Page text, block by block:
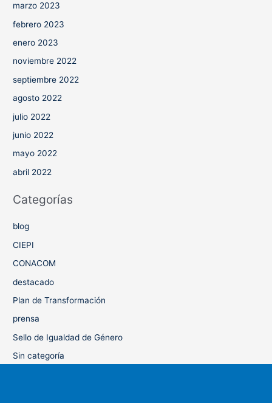
marzo 2023
febrero 2023
enero 2023
noviembre 2022
septiembre 2022
agosto 2022
julio 2022
junio 2022
mayo 2022
abril 2022
Categorías
blog
CIEPI
CONACOM
destacado
Plan de Transformación
prensa
Sello de Igualdad de Género
Sin categoría